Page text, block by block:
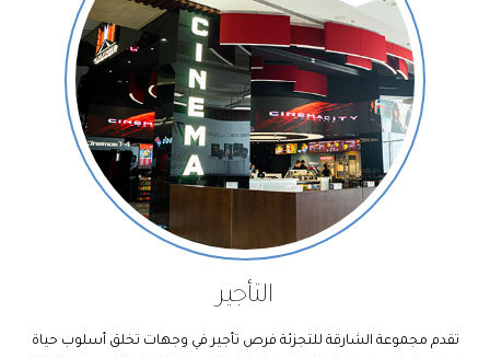
التأجير
تقدم مجموعة الشارقة للتجزئة فرص تأجير في وجهات تخلق أسلوب حياة